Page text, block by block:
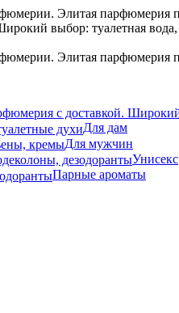
Для дам
Для мужчин
Унисекс
Парные ароматы